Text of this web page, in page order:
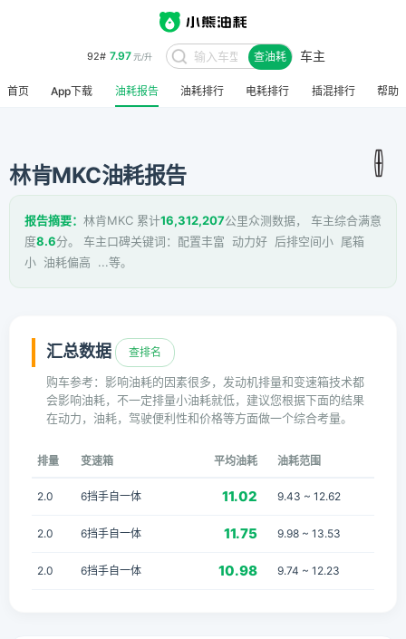
95# 8.48 元/升 查油耗 车主
首页 App下载 油耗报告 油耗排行 电耗排行 插混排行 帮助
林肯MKC油耗报告
报告摘要： 林肯MKC 累计16,312,207公里众测数据， 车主综合满意
度8.6分。 车主口碑关键词：配置丰富 动力好 后排空间小 尾箱
小 油耗偏高 ...等。
汇总数据 查排名
购车参考：影响油耗的因素很多，发动机排量和变速箱技术都
会影响油耗，不一定排量小油耗就低，建议您根据下面的结果
在动力，油耗，驾驶便利性和价格等方面做一个综合考量。
排量 变速箱 平均油耗 油耗范围
2.0 6挡手自一体 11.02 9.43 ~ 12.62
2.0 6挡手自一体 11.75 9.98 ~ 13.53
2.0 6挡手自一体 10.98 9.74 ~ 12.23